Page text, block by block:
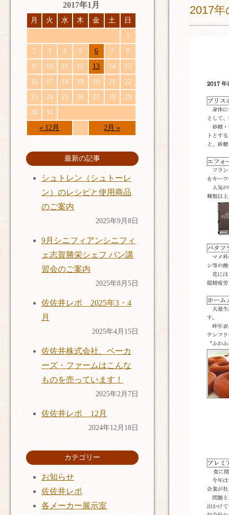
2017
2017年1月
月 火 水 木 金 土 日
« 12月 2月 »
1
2
3 4 5 6 7
8
9
10 11 12 13 14
15
16
17 18 19 20 21
22
23
24 25 26 27 28
29
30
31
最新の記事
シュトレン（シュトーレ
ン）のレシピと使用商品
のご案内
2025年9月8日
9月シニフィアンシニフィ
ェ志賀勝栄シェフ パン講
習会のご案内
2025年8月5日
佐佐井レポ 2025年3・4
月
2025年4月15日
佐佐井株式会社、ベーカ
ーズ・ファームはこんな
ものを売っています！
2025年2月7日
佐佐井レポ 12月
2024年12月18日
カテゴリー
お知らせ
佐佐井レポ
各メーカー展示室